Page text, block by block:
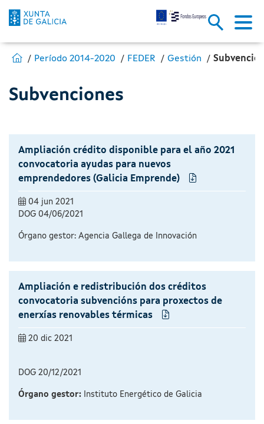
Subvenciones - Fondos
Saltar al contenido principal
Estás en:
Ir a Fondos Europeos
Período 2014-2020 FEDER Gestión
Subvenciones
Ampliación crédito disponible para el año 2021
convocatoria ayudas para nuevos
emprendedores (Galicia Emprende)
04 jun 2021
DOG 04/06/2021
Órgano gestor: Agencia Gallega de Innovación
Ampliación e redistribución dos créditos
convocatoria subvencións para proxectos de
enerxías renovables térmicas
20 dic 2021
DOG 20/12/2021
Órgano gestor: Instituto Energético de Galicia